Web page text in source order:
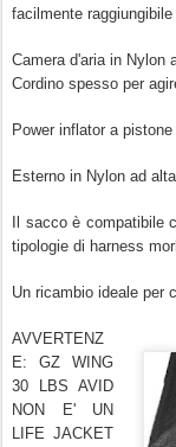
facilmente
Camera d'aria in Nylon
Cordino spesso per
Power inflator a
Esterno in Nylon ad
Il sacco è compatibile
tipologie di harness
Un ricambio ideale per
AVVERTENZ
E: GZ WING
30 LBS AVID
NON E' UN
LIFE JACKET